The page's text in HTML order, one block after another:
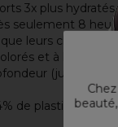
3x plus
seulement 8
leurs cheveux
et à les
(jusqu'à 7
de plastique